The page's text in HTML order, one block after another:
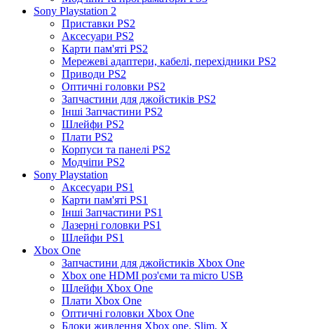
Sony Playstation 2
Приставки PS2
Аксесуари PS2
Карти пам'яті PS2
Мережеві адаптери, кабелі, перехідники PS2
Приводи PS2
Оптичні головки PS2
Запчастини для джойстиків PS2
Інші Запчастини PS2
Шлейфи PS2
Плати PS2
Корпуси та панелі PS2
Модчіпи PS2
Sony Playstation
Аксесуари PS1
Карти пам'яті PS1
Інші Запчастини PS1
Лазерні головки PS1
Шлейфи PS1
Xbox One
Запчастини для джойстиків Xbox One
Xbox one HDMI роз'єми та micro USB
Шлейфи Xbox One
Плати Xbox One
Оптичні головки Xbox One
Блоки живлення Xbox one, Slim, X